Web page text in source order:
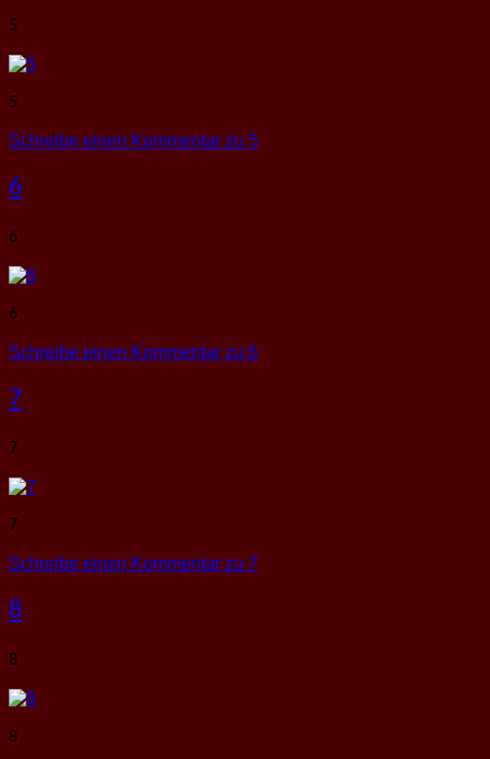
5
5
Schreibe einen Kommentar zu 5
6
6
6
Schreibe einen Kommentar zu 6
7
7
7
Schreibe einen Kommentar zu 7
8
8
8